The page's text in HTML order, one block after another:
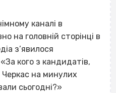
каналі в
на головній сторінці в
з’явилося
кого з кандидатів,
Черкас на минулих
сьогодні?»